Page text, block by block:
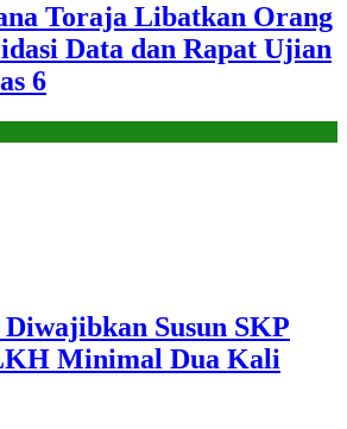
Toraja Libatkan Orang
Data dan Rapat Ujian
6
Susun SKP
Minimal Dua Kali